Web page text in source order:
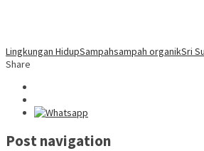
Lingkungan HidupSampahsampah organikSri
Share
Post navigation